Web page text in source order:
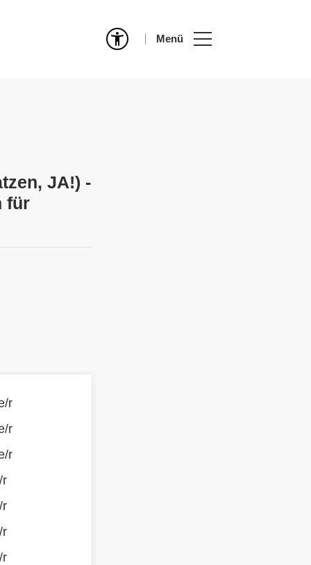
Menü
JA!) -
für
r
r
r
r
r
r
r